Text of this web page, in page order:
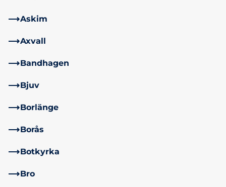
Askim
Axvall
Bandhagen
Bjuv
Borlänge
Borås
Botkyrka
Bro